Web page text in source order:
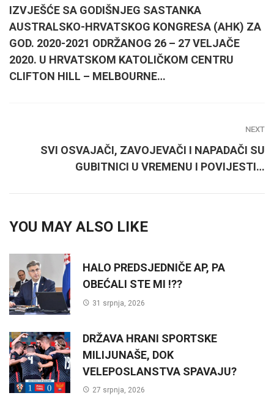
IZVJEŠĆE SA GODIŠNJEG SASTANKA
AUSTRALSKO-HRVATSKOG KONGRESA (AHK) ZA
GOD. 2020-2021 ODRŽANOG 26 – 27 VELJAČE
2020. U HRVATSKOM KATOLIČKOM CENTRU
CLIFTON HILL – MELBOURNE…
NEXT
SVI OSVAJAČI, ZAVOJEVAČI I NAPADAČI SU
GUBITNICI U VREMENU I POVIJESTI…
YOU MAY ALSO LIKE
HALO PREDSJEDNIČE AP, PA
OBEĆALI STE MI !??
31 srpnja, 2026
DRŽAVA HRANI SPORTSKE
MILIJUNAŠE, DOK
VELEPOSLANSTVA SPAVAJU?
27 srpnja, 2026